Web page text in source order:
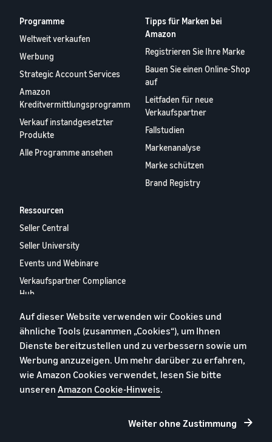
Programme
Weltweit verkaufen
Werbung
Strategic Account Services
Amazon
Kreditvermittlungsprogramm
Verkauf instandgesetzter
Produkte
Alle Programme ansehen
Tipps für Marken bei
Amazon
Registrieren Sie Ihre Marke
Bauen Sie einen Online-Shop
auf
Leitfaden für neue
Verkaufspartner
Fallstudien
Markenanalyse
Marke schützen
Brand Registry
Ressourcen
Seller Central
Seller University
Events und Webinare
Verkaufspartner Compliance
Hub
Verkaufspartner-Appstore
Europäischer
Verkaufspartner-Bericht
2024
Kontaktieren Sie uns
Auf dieser Website verwenden wir Cookies und
ähnliche Tools (zusammen „Cookies“), um Ihnen
Dienste bereitzustellen und zu verbessern sowie um
Werbung anzuzeigen. Um mehr darüber zu erfahren,
wie Amazon Cookies verwendet, lesen Sie bitte
unseren Amazon Cookie-Hinweis.
Weiter ohne Zustimmung